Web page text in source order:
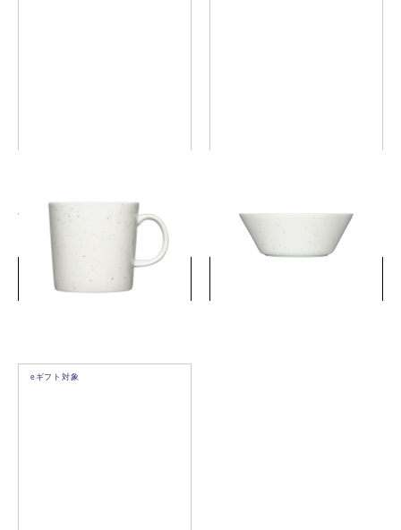
ル
￥3,630
詳細を見る
￥3,630
eギフト対象